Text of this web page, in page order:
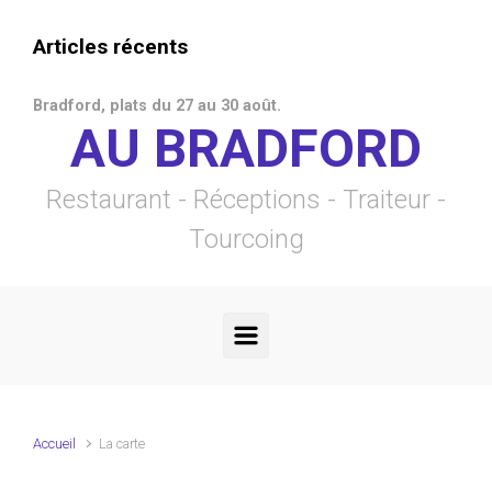
Articles récents
Bradford, plats du 27 au 30 août.
AU BRADFORD
Restaurant - Réceptions - Traiteur -
Tourcoing
Accueil La carte